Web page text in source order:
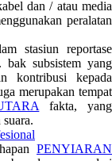
dan / atau media
peralatan
stasiun reportase
subsistem yang
kontribusi kepada
merupakan tempat
fakta, yang
PENYIARAN